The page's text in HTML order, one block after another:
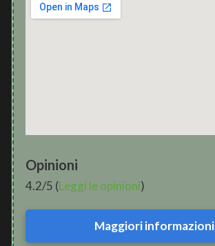
Opinioni
4.2/5 (Leggi le opinioni)
Maggiori informazioni